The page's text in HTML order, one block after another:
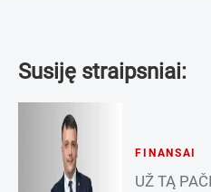
Susiję straipsniai:
FINANSAI
UŽ TĄ